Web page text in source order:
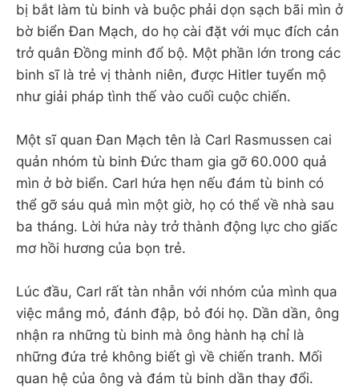
bị bắt làm tù binh và buộc phải dọn sạch bãi mìn ở
bờ biển Đan Mạch, do họ cài đặt với mục đích cản
trở quân Đồng minh đổ bộ. Một phần lớn trong các
binh sĩ là trẻ vị thành niên, được Hitler tuyển mộ
như giải pháp tình thế vào cuối cuộc chiến.
Một sĩ quan Đan Mạch tên là Carl Rasmussen cai
quản nhóm tù binh Đức tham gia gỡ 60.000 quả
mìn ở bờ biển. Carl hứa hẹn nếu đám tù binh có
thể gỡ sáu quả mìn một giờ, họ có thể về nhà sau
ba tháng. Lời hứa này trở thành động lực cho giấc
mơ hồi hương của bọn trẻ.
Lúc đầu, Carl rất tàn nhẫn với nhóm của mình qua
việc mắng mỏ, đánh đập, bỏ đói họ. Dần dần, ông
nhận ra những tù binh mà ông hành hạ chỉ là
những đứa trẻ không biết gì về chiến tranh. Mối
quan hệ của ông và đám tù binh dần thay đổi.